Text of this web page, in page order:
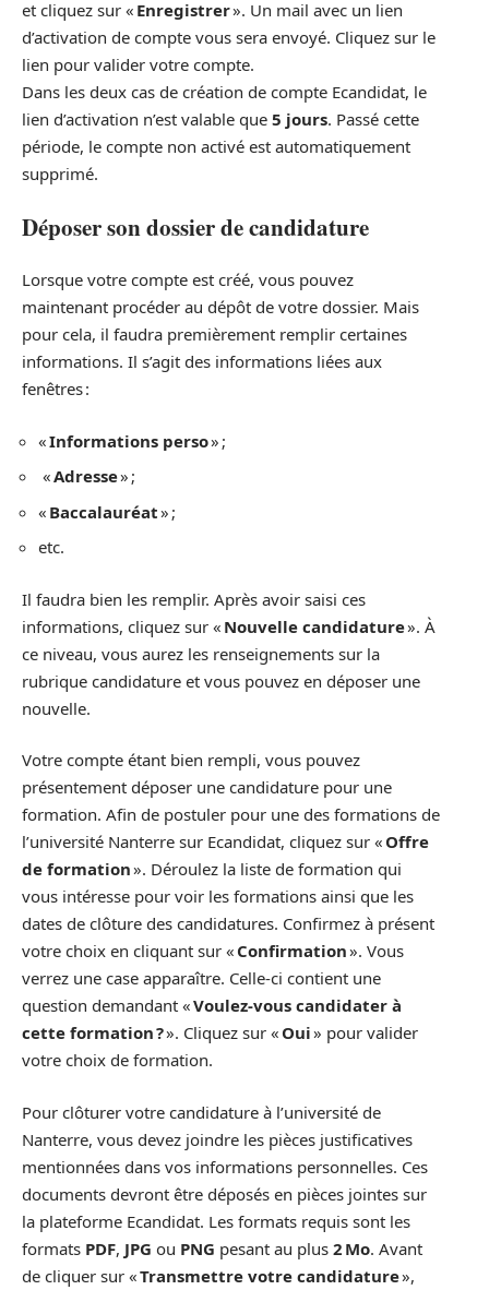
et cliquez sur « Enregistrer». Un mail avec un lien
d’activation de compte vous sera envoyé. Cliquez sur le
lien pour valider votre compte.
Dans les deux cas de création de compte Ecandidat, le
lien d’activation n’est valable que 5 jours. Passé cette
période, le compte non activé est automatiquement
supprimé.
Déposer son dossier de candidature
Lorsque votre compte est créé, vous pouvez
maintenant procéder au dépôt de votre dossier. Mais
pour cela, il faudra premièrement remplir certaines
informations. Il s’agit des informations liées aux
fenêtres :
«Informations perso» ;
«Adresse» ;
« Baccalauréat» ;
etc.
Il faudra bien les remplir. Après avoir saisi ces
informations, cliquez sur « Nouvelle candidature». À
ce niveau, vous aurez les renseignements sur la
rubrique candidature et vous pouvez en déposer une
nouvelle.
Votre compte étant bien rempli, vous pouvez
présentement déposer une candidature pour une
formation. Afin de postuler pour une des formations de
l’université Nanterre sur Ecandidat, cliquez sur « Offre
de formation». Déroulez la liste de formation qui
vous intéresse pour voir les formations ainsi que les
dates de clôture des candidatures. Confirmez à présent
votre choix en cliquant sur « Confirmation». Vous
verrez une case apparaître. Celle-ci contient une
question demandant «Voulez-vous candidater à
cette formation ?». Cliquez sur « Oui» pour valider
votre choix de formation.
Pour clôturer votre candidature à l’université de
Nanterre, vous devez joindre les pièces justificatives
mentionnées dans vos informations personnelles. Ces
documents devront être déposés en pièces jointes sur
la plateforme Ecandidat. Les formats requis sont les
formats PDF, JPG ou PNG pesant au plus 2 Mo. Avant
de cliquer sur «Transmettre votre candidature»,